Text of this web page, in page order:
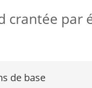
crantée par
de base